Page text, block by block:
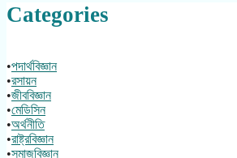
Categories
•পদার্থবিজ্ঞান
•রসায়ন
•জীববিজ্ঞান
•মেডিসিন
•অর্থনীতি
•রাষ্ট্রবিজ্ঞান
•সমাজবিজ্ঞান